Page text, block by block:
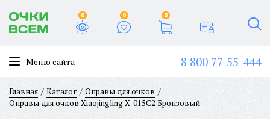
0 0 0
Меню сайта 8 800 77-55-444
Главная Каталог
Оправы для очков
Оправы для очков Xiaojingling X-015C2 Бронзовый